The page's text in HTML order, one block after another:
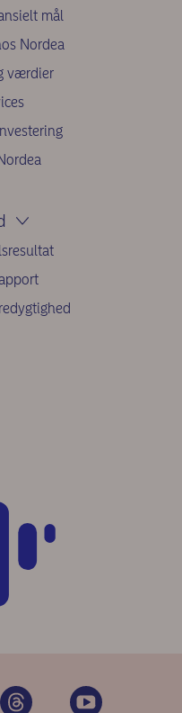
mål
Nordea
værdier